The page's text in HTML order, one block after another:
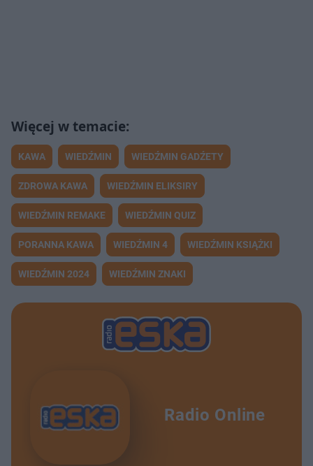
KAWA WIEDŹMIN WIEDŹMIN GADŹETY
ZDROWA KAWA WIEDŹMIN ELIKSIRY
WIEDŹMIN REMAKE WIEDŹMIN QUIZ
PORANNA KAWA WIEDŹMIN 4 WIEDŹMIN KSIĄŻKI
WIEDŹMIN 2024 WIEDŹMIN ZNAKI
Radio Online